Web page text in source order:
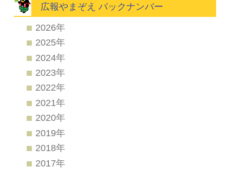
広報やまぞえ バックナンバー
2026年
2025年
2024年
2023年
2022年
2021年
2020年
2019年
2018年
2017年